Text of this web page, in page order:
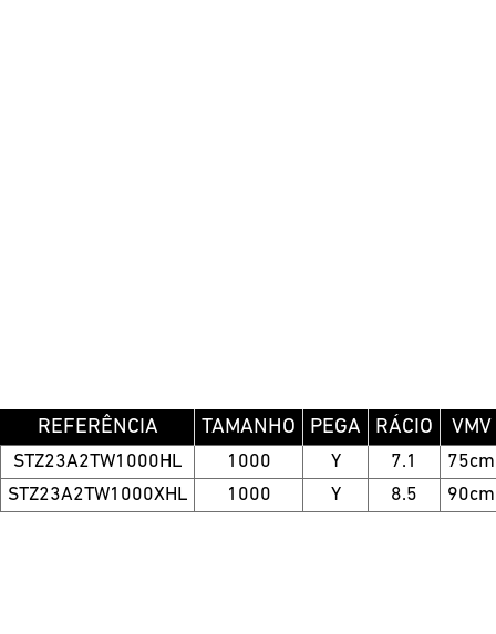
REFERÊNCIA TAMANHO PEGA RÁCIO VMV
STZ23A2TW1000HL 1000 Y 7.1
75cm
STZ23A2TW1000XHL
1000 Y 8.5 90cm